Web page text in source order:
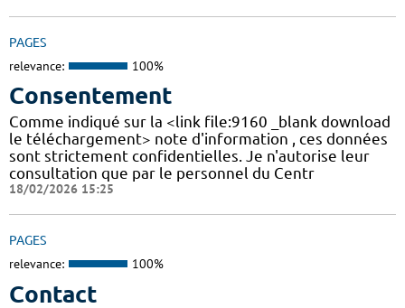
PAGES
relevance: 100%
Consentement
Comme indiqué sur la <link file:9160 _blank download
le téléchargement> note d'information , ces données
sont strictement confidentielles. Je n'autorise leur
consultation que par le personnel du Centr
18/02/2026 15:25
PAGES
relevance: 100%
Contact